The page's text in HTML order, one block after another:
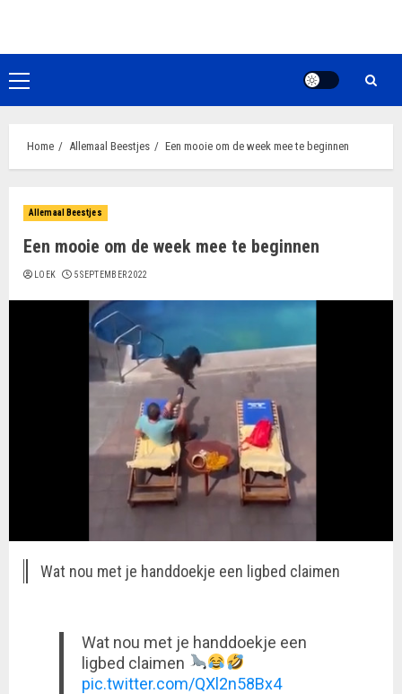
de
inhoudPrimair
menu
Home Allemaal Beestjes Een mooie om de week mee te beginnen
Allemaal Beestjes
Een mooie om de week mee te beginnen
LOEK 5 SEPTEMBER 2022
Wat nou met je handdoekje een ligbed claimen
Wat nou met je handdoekje een
ligbed claimen
pic.twitter.com/QXl2n58Bx4